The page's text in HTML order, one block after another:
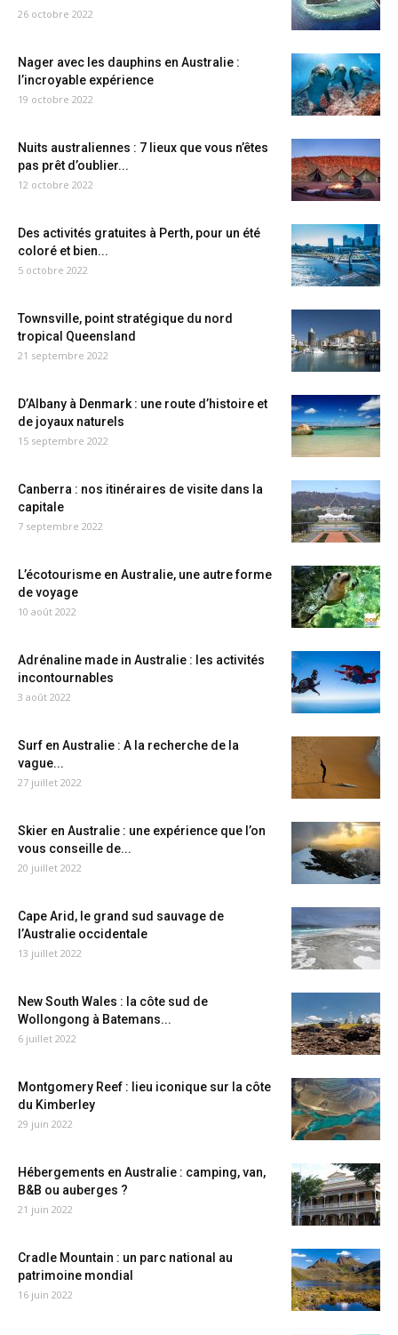
26 octobre 2022
Nager avec les dauphins en Australie :
l’incroyable expérience
19 octobre 2022
Nuits australiennes : 7 lieux que vous n’êtes
pas prêt d’oublier...
12 octobre 2022
Des activités gratuites à Perth, pour un été
coloré et bien...
5 octobre 2022
Townsville, point stratégique du nord
tropical Queensland
21 septembre 2022
D’Albany à Denmark : une route d’histoire et
de joyaux naturels
15 septembre 2022
Canberra : nos itinéraires de visite dans la
capitale
7 septembre 2022
L’écotourisme en Australie, une autre forme
de voyage
10 août 2022
Adrénaline made in Australie : les activités
incontournables
3 août 2022
Surf en Australie : A la recherche de la
vague...
27 juillet 2022
Skier en Australie : une expérience que l’on
vous conseille de...
20 juillet 2022
Cape Arid, le grand sud sauvage de
l’Australie occidentale
13 juillet 2022
New South Wales : la côte sud de
Wollongong à Batemans...
6 juillet 2022
Montgomery Reef : lieu iconique sur la côte
du Kimberley
29 juin 2022
Hébergements en Australie : camping, van,
B&B ou auberges ?
21 juin 2022
Cradle Mountain : un parc national au
patrimoine mondial
16 juin 2022